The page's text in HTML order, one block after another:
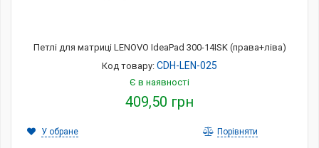
Петлі для матриці LENOVO IdeaPad 300-14ISK (права+ліва)
Код товару: CDH-LEN-025
Є в наявності
409,50 грн
У обране Порівняти